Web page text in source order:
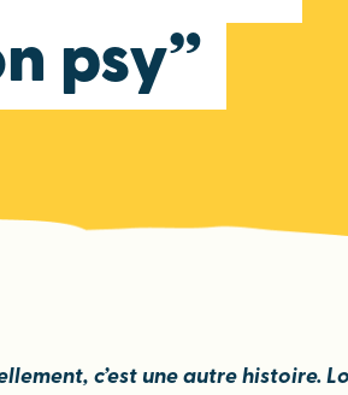
psy”
c’est une autre histoire.